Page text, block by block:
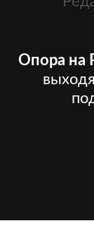
Опора на